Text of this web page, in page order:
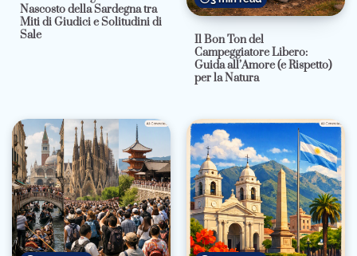
Nascosto della Sardegna tra
Miti di Giudici e Solitudini di
Sale
Il Bon Ton del
Campeggiatore Libero:
Guida all’Amore (e Rispetto)
per la Natura